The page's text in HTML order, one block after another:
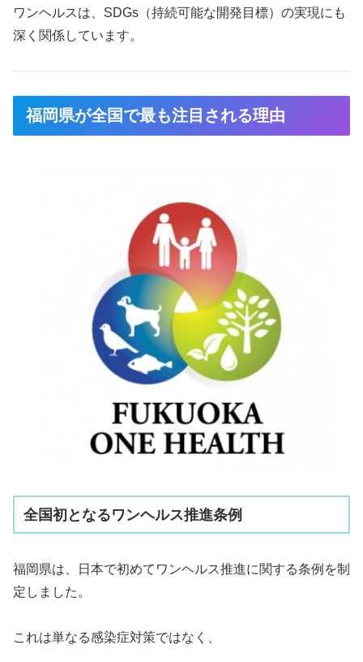
ワンヘルスは、SDGs（持続可能な開発目標）の実現にも
深く関係しています。
福岡県が全国で最も注目される理由
全国初となるワンヘルス推進条例
福岡県は、日本で初めてワンヘルス推進に関する条例を制
定しました。
これは単なる感染症対策ではなく、